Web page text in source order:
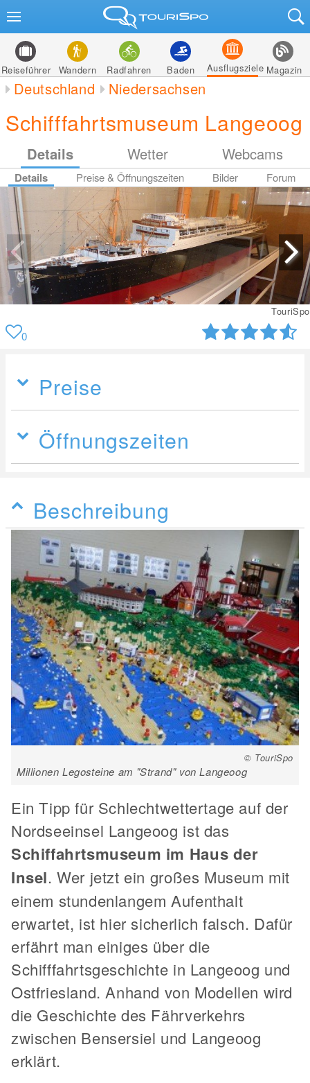
Reiseführer Wandern Radfahren Baden Ausflugsziele Magazin
Deutschland Niedersachsen
Schifffahrtsmuseum Langeoog
Details Wetter Webcams
Details Preise & Öffnungszeiten Bilder Forum
TouriSpo
0
Preise
Öffnungszeiten
Beschreibung
© TouriSpo
Millionen Legosteine am "Strand" von Langeoog
Ein Tipp für Schlechtwettertage auf der
Nordseeinsel Langeoog ist das
Schiffahrtsmuseum im Haus der
Insel. Wer jetzt ein großes Museum mit
einem stundenlangem Aufenthalt
erwartet, ist hier sicherlich falsch. Dafür
erfährt man einiges über die
Schifffahrtsgeschichte in Langeoog und
Ostfriesland. Anhand von Modellen wird
die Geschichte des Fährverkehrs
zwischen Bensersiel und Langeoog
erklärt.